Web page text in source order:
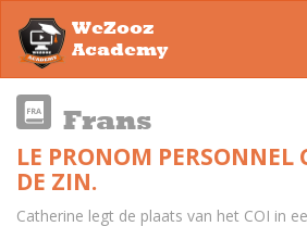
WeZooz
Academy
Frans
LE PRONOM PERSONNEL
DE ZIN.
Catherine legt de plaats van het COI in